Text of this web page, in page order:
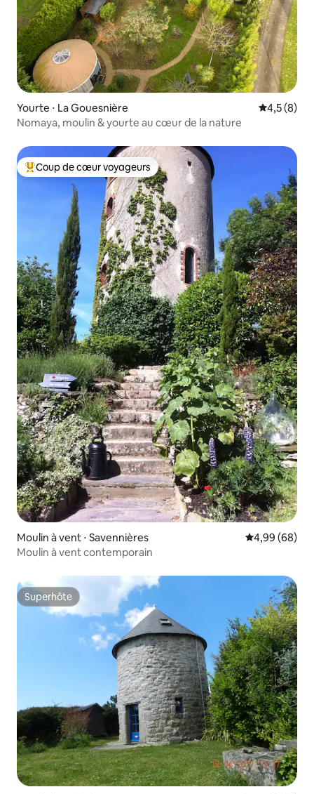
Yourte ⋅ La Gouesnière Évaluation
4,5 (8)
Nomaya, moulin & yourte au cœur de la nature
Coups de cœur voyageurs les plus appréciés
Coup de cœur voyageurs
Moulin à vent ⋅ Savennières Évaluation
4,99 (68)
Moulin à vent contemporain
Superhôte
Superhôte